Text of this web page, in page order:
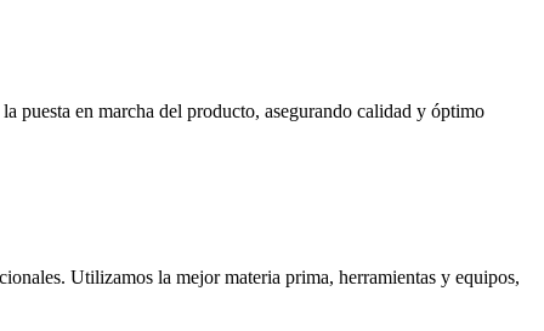
puesta en marcha del producto, asegurando calidad y óptimo
Utilizamos la mejor materia prima, herramientas y equipos,